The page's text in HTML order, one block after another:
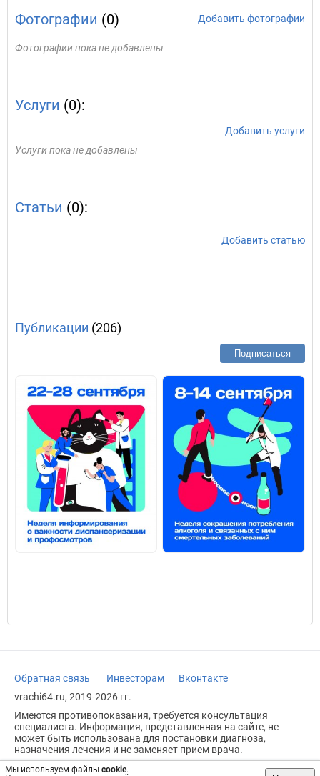
Мы используем файлы cookie.
Фотографии (0) Добавить фотографии
Фотографии пока не добавлены
Услуги (0):
Добавить услуги
Услуги пока не добавлены
Статьи (0):
Добавить статью
Публикации (206)
Подписаться
Обратная связь Инвесторам
Вконтакте
vrachi64.ru, 2019-2026 гг.
Имеются противопоказания, требуется консультация
специалиста. Информация, представленная на сайте, не
может быть использована для постановки диагноза,
назначения лечения и не заменяет прием врача.
Возрастное ограничение: 18+